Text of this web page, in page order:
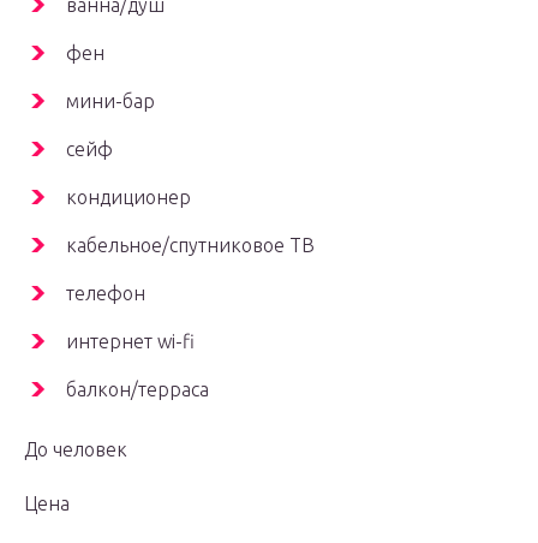
ванна/душ
фен
мини-бар
сейф
кондиционер
кабельное/спутниковое ТВ
телефон
интернет wi-fi
балкон/терраса
До человек
Цена